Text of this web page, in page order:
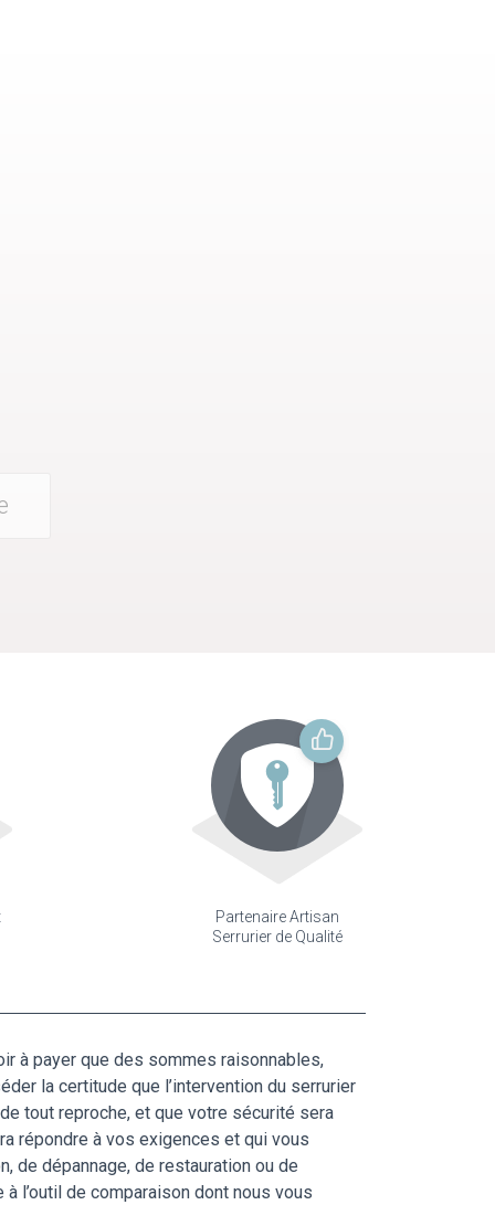
Partenaire Artisan
Serrurier de Qualité
à payer que des sommes raisonnables,
la certitude que l’intervention du serrurier
tout reproche, et que votre sécurité sera
répondre à vos exigences et qui vous
de dépannage, de restauration ou de
l’outil de comparaison dont nous vous